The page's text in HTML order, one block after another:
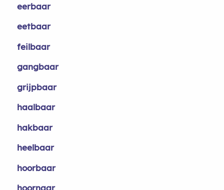
eerbaar
eetbaar
feilbaar
gangbaar
grijpbaar
haalbaar
hakbaar
heelbaar
hoorbaar
hoornaar